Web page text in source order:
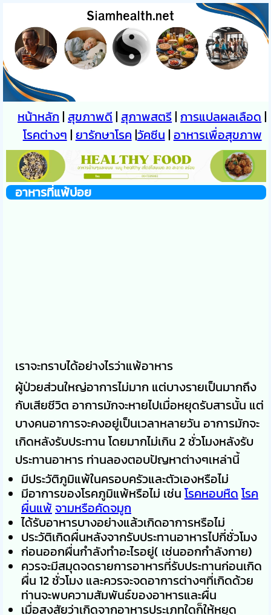
หน้าหลัก | สุขภาพดี | สุภาพสตรี|การแปลผลเลือด |
โรคต่างๆ | ยารักษาโรค |วัคซีน | อาหารเพื่อสุขภาพ
อาหารที่แพ้บ่อย
เราจะทราบได้อย่างไรว่าแพ้อาหาร
ผู้ป่วยส่วนใหญ่อาการไม่มาก แต่บางรายเป็นมากถึง
กับเสียชีวิต อาการมักจะหายไปเมื่อหยุดรับสารนั้น แต่
บางคนอาการจะคงอยู่เป็นเวลาหลายวัน อาการมักจะ
เกิดหลังรับประทาน โดยมากไม่เกิน 2 ชั่วโมงหลังรับ
ประทานอาหาร ท่านลองตอบปัญหาต่างๆเหล่านี้
มีประวัติภูมิแพ้ในครอบครัวและตัวเองหรือไม่
มีอาการของโรคภูมิแพ้หรือไม่ เช่น โรคหอบหืด โรค
ผื่นแพ้ จามหรือคัดจมูก
ได้รับอาหารบางอย่างแล้วเกิดอาการหรือไม่
ประวัติเกิดผื่นหลังจากรับประทานอาหารไปกี่ชั่วโมง
ก่อนออกผื่นกำลังทำอะไรอยู่( เช่นออกกำลังกาย)
ควรจะมีสมุดจดรายการอาหารที่รับประทานก่อนเกิด
ผื่น 12 ชั่วโมง และควรจะจดอาการต่างๆที่เกิดด้วย
ท่านจะพบความสัมพันธ์ของอาหารและผื่น
เมื่อสงสัยว่าเกิดจากอาหารประเภทใดก็ให้หยุด